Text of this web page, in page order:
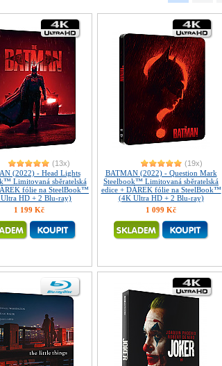
(13x)
(2022) - Head Lights
Limitovaná sběratelská
fólie na SteelBook™
HD + 2 Blu-ray)
1 199 Kč
(19x)
BATMAN (2022) - Question Mark
Steelbook™ Limitovaná sběratelská
edice + DÁREK fólie na SteelBook™
(4K Ultra HD + 2 Blu-ray)
1 099 Kč